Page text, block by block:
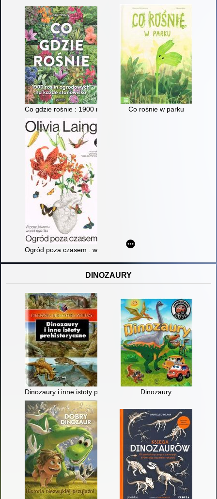
Co gdzie rośnie : 1900 roślin ogrodowych na każde stanowisko
Co rośnie w parku
Ogród poza czasem : w poszukiwaniu wspólnego raju
DINOZAURY
Dinozaury i inne istoty prehistoryczne Dinozaury